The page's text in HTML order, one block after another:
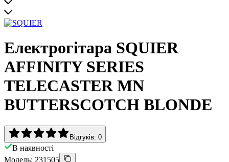
Електрогітара SQUIER
AFFINITY SERIES
TELECASTER MN
BUTTERSCOTCH BLONDE
Відгуків: 0
В наявності
Модель: 231505